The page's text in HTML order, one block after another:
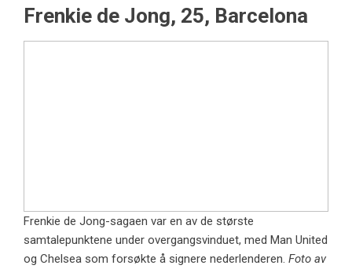
Frenkie de Jong, 25, Barcelona
Frenkie de Jong-sagaen var en av de største
samtalepunktene under overgangsvinduet, med Man United
og Chelsea som forsøkte å signere nederlenderen. Foto av